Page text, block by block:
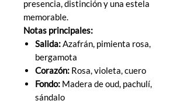
presencia, distinción y una estela
memorable.
Notas principales:
Salida: Azafrán, pimienta rosa,
bergamota
Corazón: Rosa, violeta, cuero
Fondo: Madera de oud, pachulí,
sándalo